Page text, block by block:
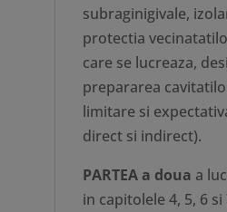
subraginigivale,
protectia
care se lucreaza,
prepararea
limitare si
direct si indirect).
PARTEA a doua a
in capitolele 4, 5, 6